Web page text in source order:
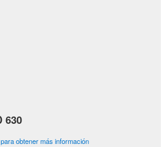
630
obtener más información